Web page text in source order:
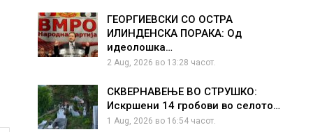
ГЕОРГИЕВСКИ СО ОСТРА
ИЛИНДЕНСКА ПОРАКА: Од
идеолошка…
2 Aug, 2026 во 13:28 часот.
СКВЕРНАВЕЊЕ ВО СТРУШКО:
Искршени 14 гробови во селото…
1 Aug, 2026 во 16:54 часот.